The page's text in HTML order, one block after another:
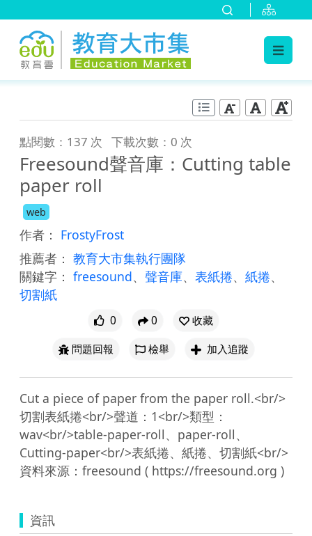
點閱數：137 次 下載次數：0 次
Freesound聲音庫：Cutting table
paper roll
web
作者： FrostyFrost
推薦者： 教育大市集執行團隊
關鍵字： freesound、 聲音庫、 表紙捲、 紙捲、
切割紙
0 0
收藏
問題回報
檢舉 加入追蹤
Cut a piece of paper from the paper roll.<br/>
切割表紙捲<br/>聲道：1<br/>類型：
wav<br/>table-paper-roll、paper-roll、
Cutting-paper<br/>表紙捲、紙捲、切割紙<br/>
資訊